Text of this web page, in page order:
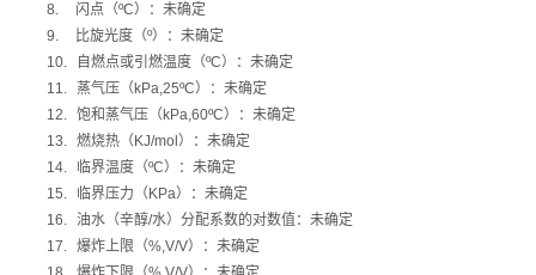
8.
闪点（ºC）：未确定
9.
比旋光度（º）：未确定
10.
自燃点或引燃温度（ºC）：未确定
11.
蒸气压（ kPa,25ºC）：未确定
12. 饱和蒸气压（ kPa,60ºC）：未确定
13. 燃烧热（ KJ/mol ）：未确定
14.
临界温度（ºC）：未确定
15.
临界压力（ KPa）：未确定
16. 油水（辛醇/水）分配系数的对数值：未确定
17. 爆炸上限（%,V/V）：未确定